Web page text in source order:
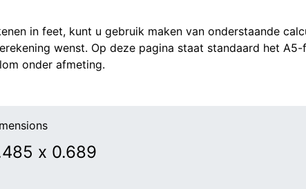
in feet, kunt u gebruik maken van onderstaande
wenst. Op deze pagina staat standaard het
onder afmeting.